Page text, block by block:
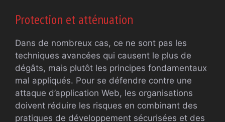
Protection et atténuation
Dans de nombreux cas, ce ne sont pas les
techniques avancées qui causent le plus de
dégâts, mais plutôt les principes fondamentaux
mal appliqués. Pour se défendre contre une
attaque d’application Web, les organisations
doivent réduire les risques en combinant des
pratiques de développement sécurisées et des